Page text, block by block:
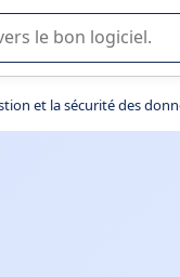
de logiciel
et la sécurité des